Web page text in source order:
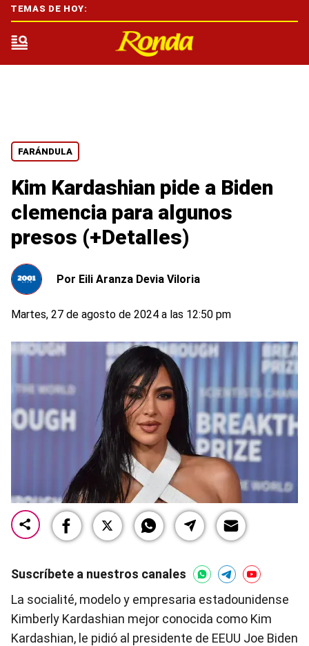
FARÁNDULA
Kim Kardashian pide a Biden
clemencia para algunos
presos (+Detalles)
Por Eili Aranza Devia Viloria
Martes, 27 de agosto de 2024 a las 12:50 pm
Suscríbete a nuestros canales
La socialité, modelo y empresaria estadounidense
Kimberly Kardashian mejor conocida como Kim
Kardashian, le pidió al presidente de EEUU Joe Biden
TEMAS DE HOY: